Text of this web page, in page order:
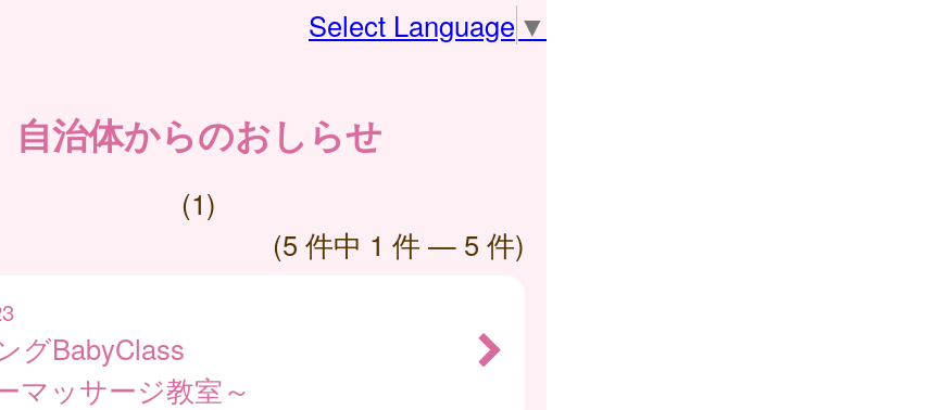
Select Language ▼
自治体からのおしらせ
(1)
(5 件中 1 件 — 5 件)
グBabyClass
マッサージ教室～